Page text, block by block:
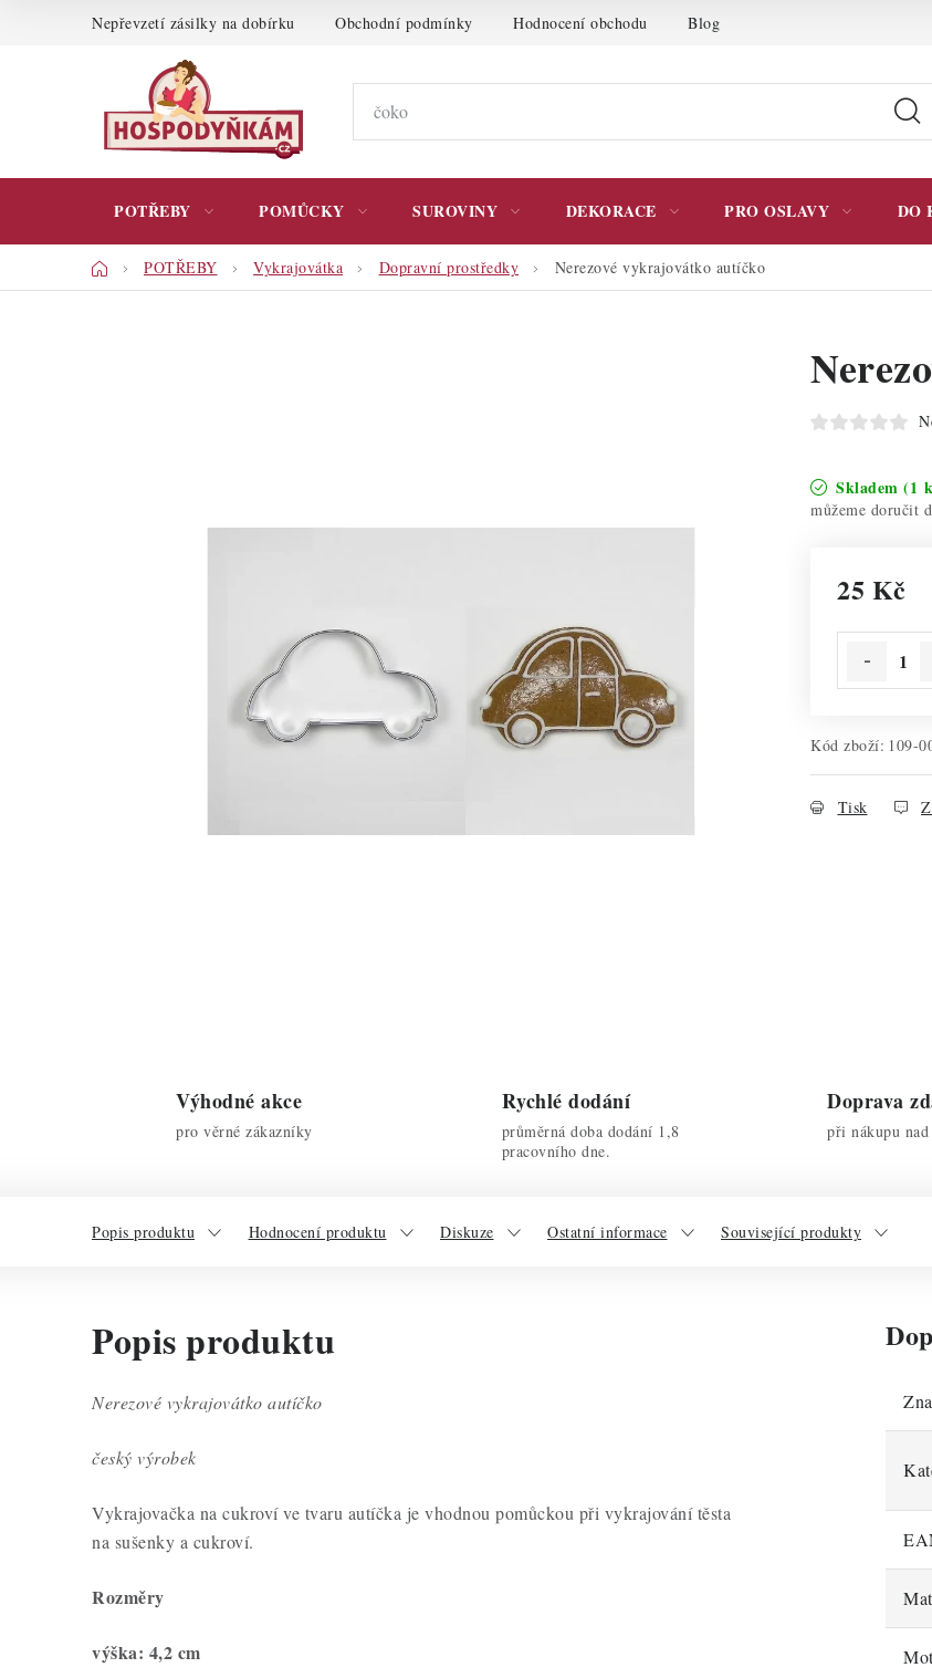
Nepřevzetí zásilky na dobírku Obchodní podmínky Hodnocení obchodu Blog
POTŘEBY POMŮCKY SUROVINY DEKORACE PRO OSLAVY DO
DomůPOTŘEBY Vykrajovátka Dopravní prostředky Nerezové vykrajovátko autíčko
Skladem (1
25 Kč
Kód zboží: 109-
Tisk
Výhodné akce
pro věrné zákazníky
Rychlé dodání
průměrná doba dodání 1,8
pracovního dne.
Doprava
při nákupu
Popis produktu Hodnocení produktu Diskuze Ostatní informace Související produkty
Popis produktu
Nerezové vykrajovátko autíčko
český výrobek
Vykrajovačka na cukroví ve tvaru autíčka je vhodnou pomůckou při vykrajování těsta
na sušenky a cukroví.
Rozměry
výška: 4,2 cm